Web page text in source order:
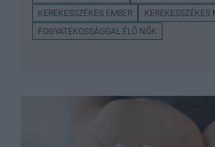
KEREKESSZÉKES EMBER
FOGYATÉKOSSÁGGAL ÉLŐ NŐK